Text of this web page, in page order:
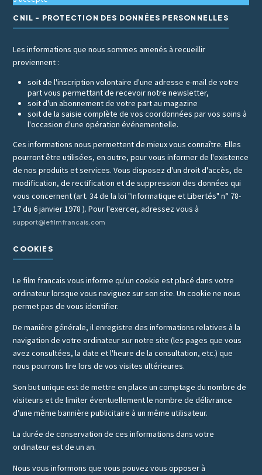
CNIL - PROTECTION DES DONNÉES PERSONNELLES
Les informations que nous sommes amenés à recueillir
proviennent :
soit de l'inscription volontaire d'une adresse e-mail de votre
part vous permettant de recevoir notre newsletter,
soit d'un abonnement de votre part au magazine
soit de la saisie complète de vos coordonnées par vos soins à
l'occasion d'une opération événementielle.
Ces informations nous permettent de mieux vous connaître. Elles
pourront être utilisées, en outre, pour vous informer de l'existence
de nos produits et services. Vous disposez d'un droit d'accès, de
modification, de rectification et de suppression des données qui
vous concernent (art. 34 de la loi "Informatique et Libertés" n° 78-
17 du 6 janvier 1978 ). Pour l'exercer, adressez vous à
support@lefilmfrancais.com
COOKIES
Le film francais vous informe qu'un cookie est placé dans votre
ordinateur lorsque vous naviguez sur son site. Un cookie ne nous
permet pas de vous identifier.
De manière générale, il enregistre des informations relatives à la
navigation de votre ordinateur sur notre site (les pages que vous
avez consultées, la date et l'heure de la consultation, etc.) que
nous pourrons lire lors de vos visites ultérieures.
Son but unique est de mettre en place un comptage du nombre de
visiteurs et de limiter éventuellement le nombre de délivrance
d'une même bannière publicitaire à un même utilisateur.
La durée de conservation de ces informations dans votre
ordinateur est de un an.
Nous vous informons que vous pouvez vous opposer à